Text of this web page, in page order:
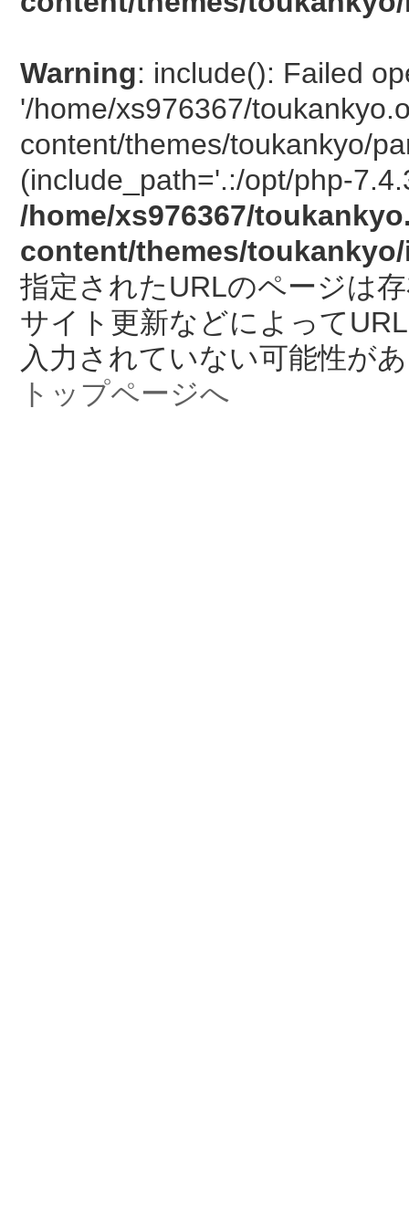
Warning: include(): Failed
'/home/xs976367/
content/themes/toukankyo/
(include_path='.:/opt/php-
/home/xs976367/
content/themes/
指定されたURLのページは
サイト更新などによって
入力されていない可能性が
トップページへ